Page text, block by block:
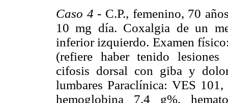
Caso 4 - C.P., femenino, 70
10 mg día. Coxalgia de un
inferior izquierdo. Examen
(refiere haber tenido lesiones
cifosis dorsal con giba y
lumbares Paraclínica: VES
hemoglobina 7,4 g%,